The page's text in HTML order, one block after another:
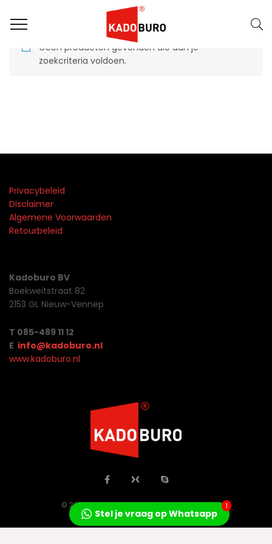
Geen producten gevonden die aan je
zoekcriteria voldoen.
Privacybeleid
Disclaimer
Algemene Voorwaarden
Retourbeleid
Kadoburo BV
Boekweitstraat 82
2153 GL Nieuw-Vennep
T 085-489 11 12
E info@kadoburo.nl
www.kadoburo.nl
© 2026 Jo Concepts All Rights Reserved.
Stel je vraag op Whatsapp
1